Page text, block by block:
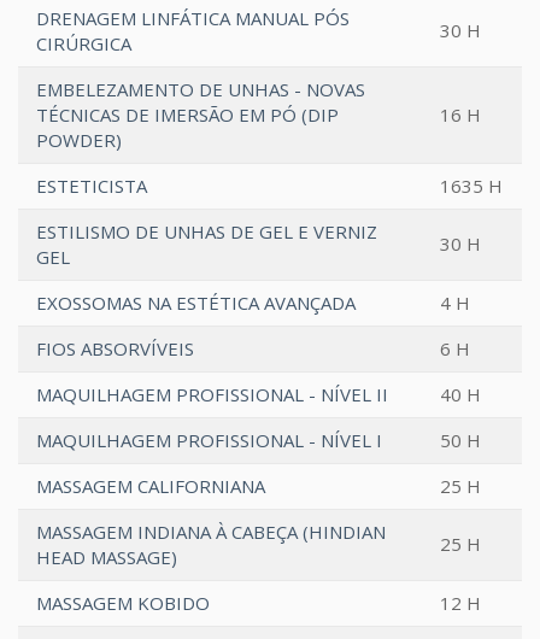
DRENAGEM LINFÁTICA MANUAL PÓS
CIRÚRGICA
30 H
EMBELEZAMENTO DE UNHAS - NOVAS
TÉCNICAS DE IMERSÃO EM PÓ (DIP
POWDER)
16 H
ESTETICISTA
1635 H
ESTILISMO DE UNHAS DE GEL E VERNIZ
GEL
30 H
EXOSSOMAS NA ESTÉTICA AVANÇADA
4 H
FIOS ABSORVÍVEIS
6 H
MAQUILHAGEM PROFISSIONAL - NÍVEL II
40 H
MAQUILHAGEM PROFISSIONAL - NÍVEL I
50 H
MASSAGEM CALIFORNIANA
25 H
MASSAGEM INDIANA À CABEÇA (HINDIAN
HEAD MASSAGE)
25 H
MASSAGEM KOBIDO
12 H